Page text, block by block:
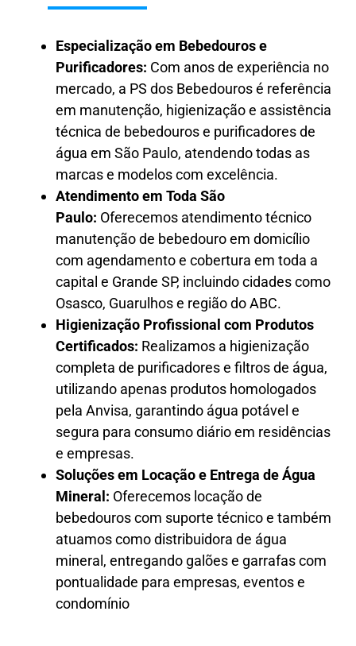
Especialização em Bebedouros e
Purificadores: Com anos de experiência no
mercado, a PS dos Bebedouros é referência
em manutenção, higienização e assistência
técnica de bebedouros e purificadores de
água em São Paulo, atendendo todas as
marcas e modelos com excelência.
Atendimento em Toda São
Paulo: Oferecemos atendimento técnico
manutenção de bebedouro em domicílio
com agendamento e cobertura em toda a
capital e Grande SP, incluindo cidades como
Osasco, Guarulhos e região do ABC.
Higienização Profissional com Produtos
Certificados: Realizamos a higienização
completa de purificadores e filtros de água,
utilizando apenas produtos homologados
pela Anvisa, garantindo água potável e
segura para consumo diário em residências
e empresas.
Soluções em Locação e Entrega de Água
Mineral: Oferecemos locação de
bebedouros com suporte técnico e também
atuamos como distribuidora de água
mineral, entregando galões e garrafas com
pontualidade para empresas, eventos e
condomínio